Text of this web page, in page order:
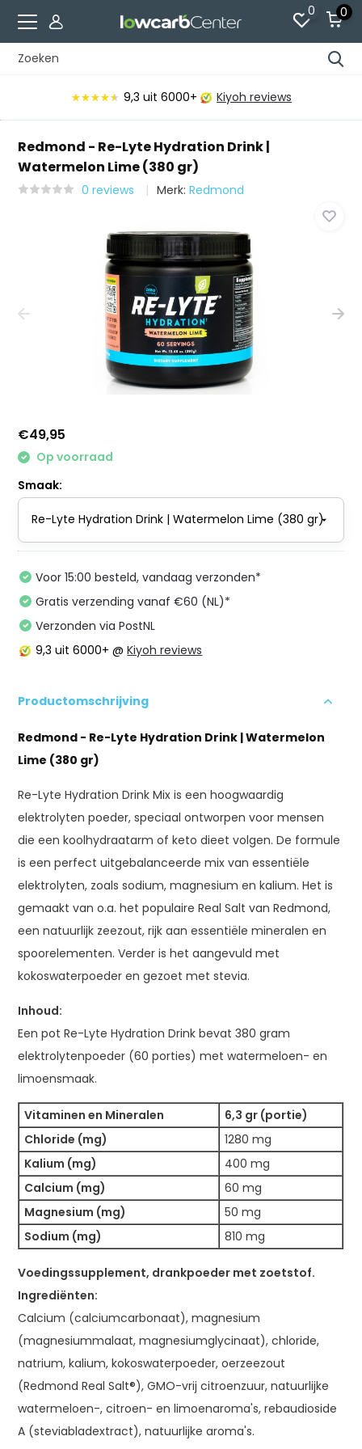
0 0
★★★★★
★★★★★ 9,3 uit 6000+ Kiyoh reviews
Redmond - Re-Lyte Hydration Drink |
Watermelon Lime (380 gr)
0 reviews Merk:Redmond
€49,95
Op voorraad
Smaak:
Voor 15:00 besteld, vandaag verzonden*
Gratis verzending vanaf €60 (NL)*
Verzonden via PostNL
9,3 uit 6000+ @Kiyoh reviews
Productomschrijving
Redmond - Re-Lyte Hydration Drink | Watermelon
Lime (380 gr)
Re-Lyte Hydration Drink Mix is een hoogwaardig
elektrolyten poeder, speciaal ontworpen voor mensen
die een koolhydraatarm of keto dieet volgen. De formule
is een perfect uitgebalanceerde mix van essentiële
elektrolyten, zoals sodium, magnesium en kalium. Het is
gemaakt van o.a. het populaire Real Salt van Redmond,
een natuurlijk zeezout, rijk aan essentiële mineralen en
spoorelementen. Verder is het aangevuld met
kokoswaterpoeder en gezoet met stevia.
Inhoud:
Een pot Re-Lyte Hydration Drink bevat 380 gram
elektrolytenpoeder (60 porties) met watermeloen- en
limoensmaak.
Vitaminen en Mineralen
6,3 gr (portie)
Chloride (mg)
1280 mg
Kalium (mg)
400 mg
Calcium (mg)
60 mg
Magnesium (mg)
50 mg
Sodium (mg)
810 mg
Voedingssupplement, drankpoeder met zoetstof.
Ingrediënten:
Calcium (calciumcarbonaat), magnesium
(magnesiummalaat, magnesiumglycinaat), chloride,
natrium, kalium, kokoswaterpoeder, oerzeezout
(Redmond Real Salt®), GMO-vrij citroenzuur, natuurlijke
watermeloen-, citroen- en limoenaroma's, rebaudioside
A (steviabladextract), natuurlijke aroma's.